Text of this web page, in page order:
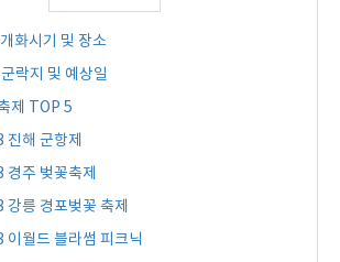
화시기 및 장소
락지 및 예상일
제 TOP 5
해 군항제
주 벚꽃축제
릉 경포벚꽃 축제
월드 블라썸 피크닉